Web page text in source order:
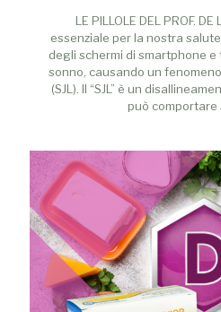
LE PILLOLE DEL PROF.
essenziale per la nostra
degli schermi di smartphone
sonno, causando un
(SJL). Il “SJL” è un
può comportare